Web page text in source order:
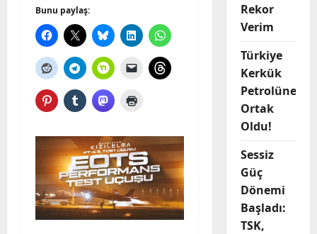
Bunu paylaş:
Rekor
Verim
Türkiye
Kerkük
Petrolüne
Ortak
Oldu!
Sessiz
Güç
Dönemi
Başladı:
TSK,